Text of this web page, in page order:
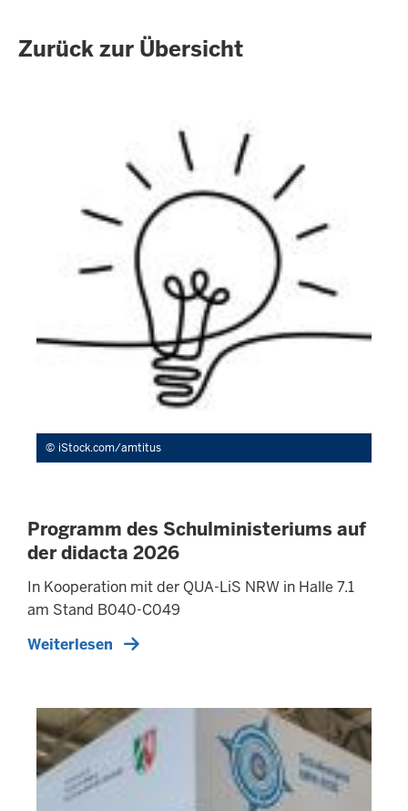
Zurück zur Übersicht
iStock.com/amtitus
Programm des Schulministeriums auf
der didacta 2026
In Kooperation mit der QUA-LiS NRW in Halle 7.1
am Stand B040-C049
Weiterlesen